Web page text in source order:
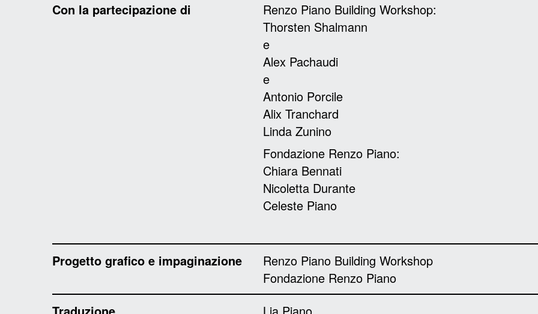
Con la partecipazione di
Renzo Piano Building Workshop:
Thorsten Shalmann
e
Alex Pachaudi
e
Antonio Porcile
Alix Tranchard
Linda Zunino
Fondazione Renzo Piano:
Chiara Bennati
Nicoletta Durante
Celeste Piano
Progetto grafico e impaginazione
Renzo Piano Building Workshop
Fondazione Renzo Piano